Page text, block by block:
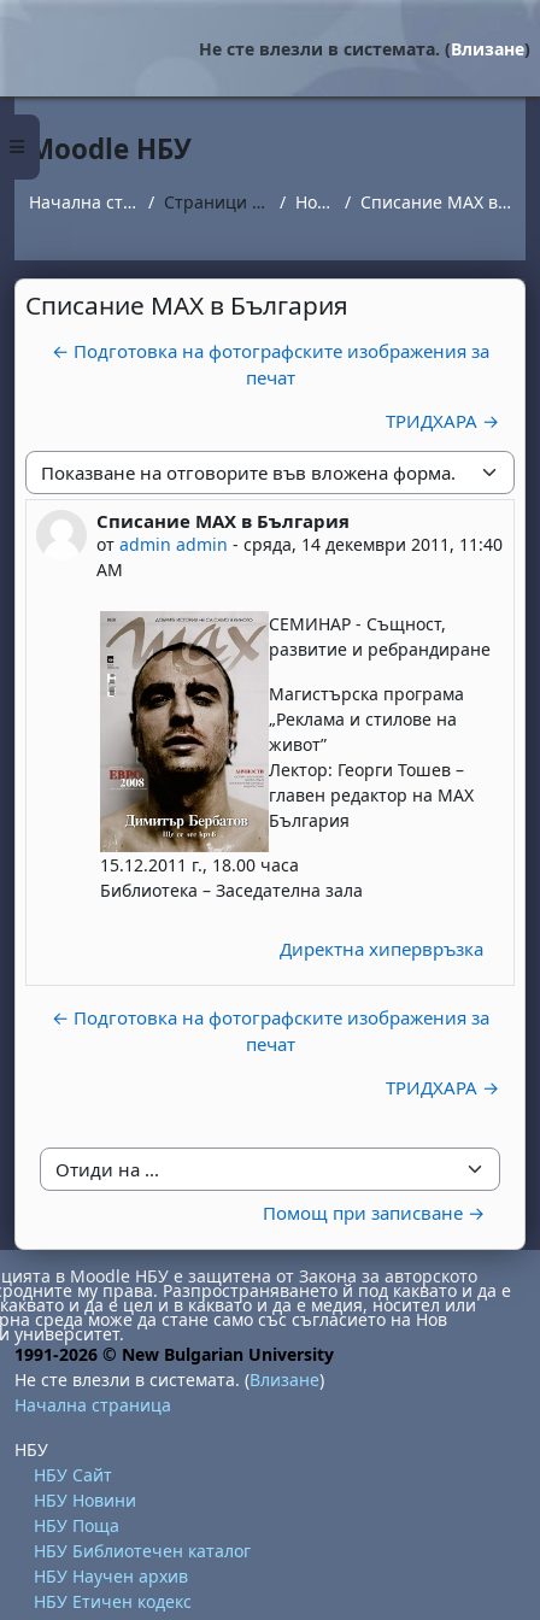
Страничен панел
Не сте влезли в системата. (Влизане)
Moodle НБУ
Начална страница Страници от сайта Новини Списание МАХ в България
Списание МАХ в България
← Подготовка на фотографските изображения за
печат
ТРИДХАРА →
Начин на показване
Списание МАХ в България
от admin admin - сряда, 14 декември 2011, 11:40
AM
Number of replies: 0
СЕМИНАР - Същност,
развитие и ребрандиране
Магистърска програма
„Реклама и стилове на
живот”
Лектор: Георги Тошев –
главен редактор на МАХ
България
15.12.2011 г., 18.00 часа
Библиотека – Заседателна зала
Директна хипервръзка
← Подготовка на фотографските изображения за
печат
ТРИДХАРА →
Отиди на ...
Помощ при записване →
1 август
неделя, 2 август
6 август
август8 август
неделя, 9 август
август
август
15 август
неделя, 16 август
август
август
22 август
неделя, 23 август
август
август
29 август
неделя, 30 август
в Moodle НБУ е защитена от Закона за авторското
му права. Разпространяването й под каквато и да е
и да е цел и в каквато и да е медия, носител или
среда може да стане само със съгласието на Нов
университет.
1991-2026 © New Bulgarian University
Не сте влезли в системата. (Влизане)
Начална страница
НБУ
НБУ Сайт
НБУ Новини
НБУ Поща
НБУ Библиотечен каталог
НБУ Научен архив
НБУ Етичен кодекс